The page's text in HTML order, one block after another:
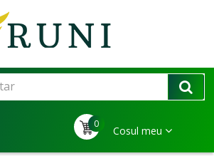
0
Cosul meu